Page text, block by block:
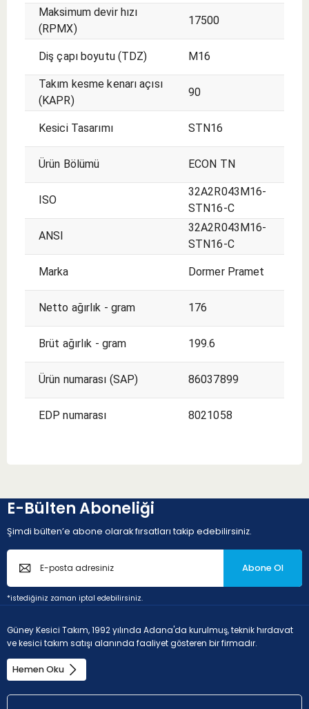
Maksimum devir hızı
(RPMX)
17500
Diş çapı boyutu (TDZ) M16
Takım kesme kenarı açısı
(KAPR)
90
Kesici Tasarımı STN16
Ürün Bölümü ECON TN
ISO
32A2R043M16-
STN16-C
ANSI
32A2R043M16-
STN16-C
Marka Dormer Pramet
Netto ağırlık - gram 176
Brüt ağırlık - gram 199.6
Ürün numarası (SAP) 86037899
EDP numarası 8021058
E-Bülten Aboneliği
Şimdi bülten’e abone olarak fırsatları takip edebilirsiniz.
Abone Ol
*istediğiniz zaman iptal edebilirsiniz.
Güney Kesici Takım, 1992 yılında Adana'da kurulmuş, teknik hırdavat
ve kesici takım satışı alanında faaliyet gösteren bir firmadır.
Hemen Oku